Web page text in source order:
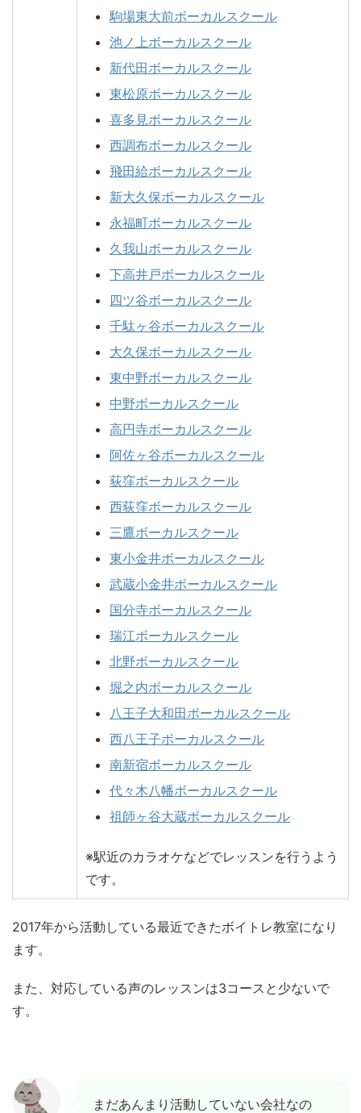
駒場東大前ボーカルスクール
池ノ上ボーカルスクール
新代田ボーカルスクール
東松原ボーカルスクール
喜多見ボーカルスクール
西調布ボーカルスクール
飛田給ボーカルスクール
新大久保ボーカルスクール
永福町ボーカルスクール
久我山ボーカルスクール
下高井戸ボーカルスクール
四ツ谷ボーカルスクール
千駄ヶ谷ボーカルスクール
大久保ボーカルスクール
東中野ボーカルスクール
中野ボーカルスクール
高円寺ボーカルスクール
阿佐ヶ谷ボーカルスクール
荻窪ボーカルスクール
西荻窪ボーカルスクール
三鷹ボーカルスクール
東小金井ボーカルスクール
武蔵小金井ボーカルスクール
国分寺ボーカルスクール
瑞江ボーカルスクール
北野ボーカルスクール
堀之内ボーカルスクール
八王子大和田ボーカルスクール
西八王子ボーカルスクール
南新宿ボーカルスクール
代々木八幡ボーカルスクール
祖師ヶ谷大蔵ボーカルスクール
※駅近のカラオケなどでレッスンを行うよう
です。
2017年から活動している最近できたボイトレ教室になり
ます。
また、対応している声のレッスンは3コースと少ないで
す。
まだあんまり活動していない会社なの